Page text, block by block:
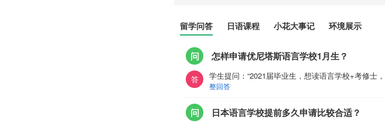
留学问答 日语课程 小花大事记 环境展示
问 怎样申请优尼塔斯语言学校1月生？
答 学生提问：“2021届毕业生，想读语言学校+考修士
整回答
问 日本语言学校提前多久申请比较合适？